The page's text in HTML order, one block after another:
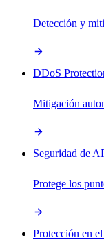
Detección y
DDoS
Mitigación
Seguridad de
Protege los
Protección en